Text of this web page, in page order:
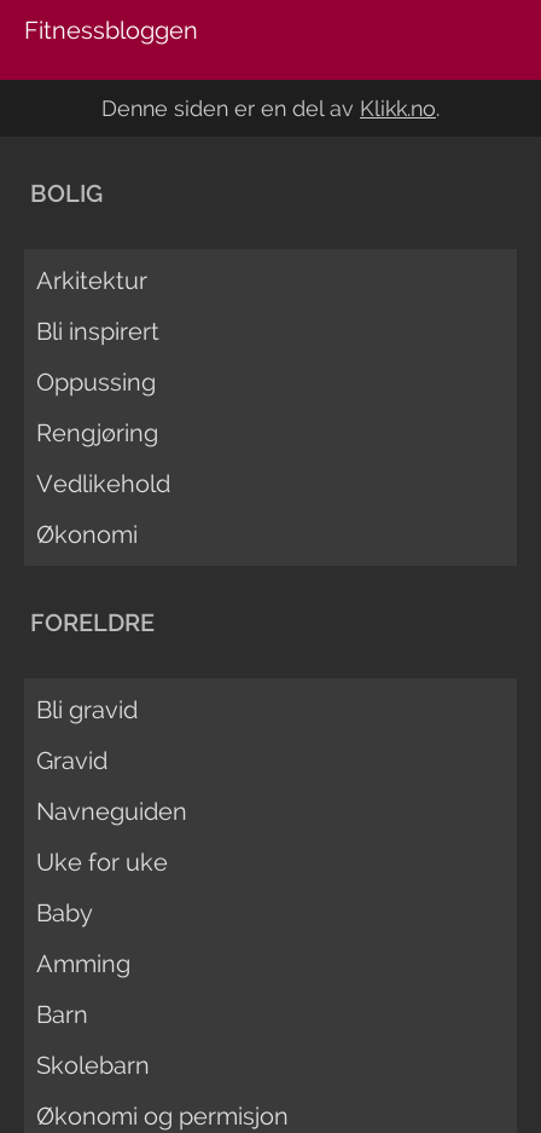
Fitnessbloggen
Denne siden er en del av Klikk.no.
BOLIG
Arkitektur
Bli inspirert
Oppussing
Rengjøring
Vedlikehold
Økonomi
FORELDRE
Bli gravid
Gravid
Navneguiden
Uke for uke
Baby
Amming
Barn
Skolebarn
Økonomi og permisjon